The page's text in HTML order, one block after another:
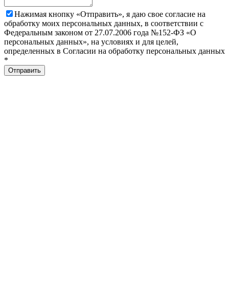
Нажимая кнопку «Отправить», я даю свое согласие на
обработку моих персональных данных, в соответствии с
Федеральным законом от 27.07.2006 года №152-ФЗ «О
персональных данных», на условиях и для целей,
определенных в Согласии на обработку персональных данных
*
Отправить